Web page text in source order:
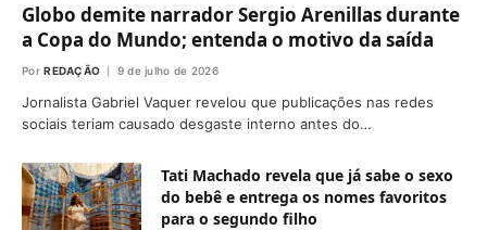
Globo demite narrador Sergio Arenillas durante
a Copa do Mundo; entenda o motivo da saída
Por REDAÇÃO 9 de julho de 2026
Jornalista Gabriel Vaquer revelou que publicações nas redes
sociais teriam causado desgaste interno antes do…
Tati Machado revela que já sabe o sexo
do bebê e entrega os nomes favoritos
para o segundo filho